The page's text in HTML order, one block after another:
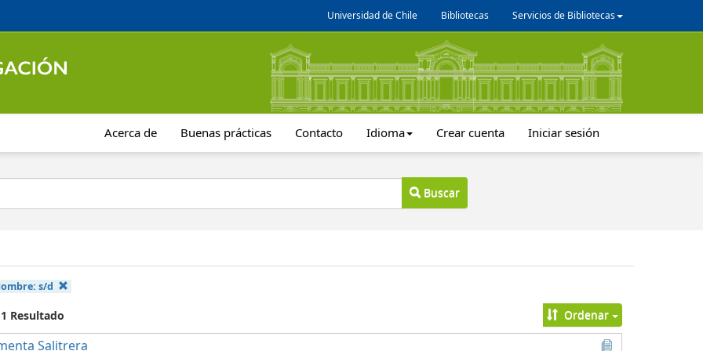
Universidad de Chile Bibliotecas Servicios de Bibliotecas
Acerca de Buenas prácticas Contacto Idioma Crear cuenta Iniciar sesión
Buscar
s/d
Resultado Ordenar
Salitrera